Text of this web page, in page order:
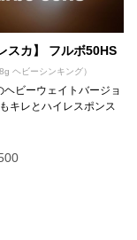
スカ】 フルボ50HS
ヘビーシンキング）
ヘビーウェイトバージョ
キレとハイレスポンス